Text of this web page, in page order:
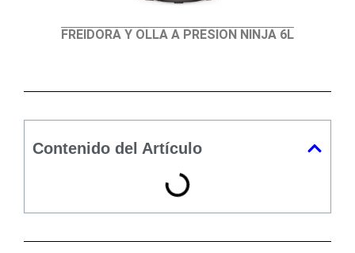
FREIDORA Y OLLA A PRESION NINJA 6L
Contenido del Artículo